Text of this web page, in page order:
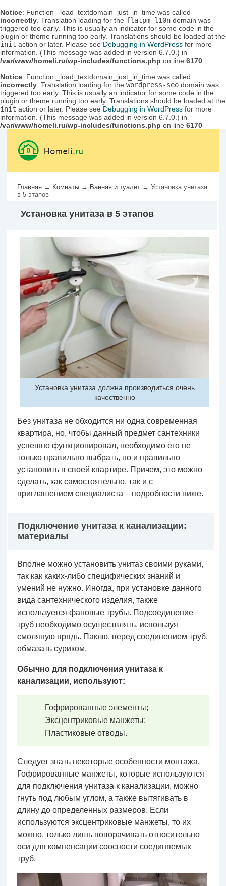
Notice: Function _load_textdomain_just_in_time was called
incorrectly . Translation loading for the flatpm_l10n domain was
triggered too early. This is usually an indicator for some code in the
plugin or theme running too early. Translations should be loaded at the
init action or later. Please see Debugging in WordPress for more
information. (This message was added in version 6.7.0.) in
/var/www/homeli.ru/wp-includes/functions.php on line 6170
Notice: Function _load_textdomain_just_in_time was called
incorrectly . Translation loading for the wordpress-seo domain was
triggered too early. This is usually an indicator for some code in the
plugin or theme running too early. Translations should be loaded at the
init action or later. Please see Debugging in WordPress for more
information. (This message was added in version 6.7.0.) in
/var/www/homeli.ru/wp-includes/functions.php on line 6170
Главная → Комнаты → Ванная и туалет → Установка унитаза
в 5 этапов
Установка унитаза в 5 этапов
Установка унитаза должна производиться очень
качественно
Без унитаза не обходится ни одна современная
квартира, но, чтобы данный предмет сантехники
успешно функционировал, необходимо его не
только правильно выбрать, но и правильно
установить в своей квартире. Причем, это можно
сделать, как самостоятельно, так и с
приглашением специалиста – подробности ниже.
Подключение унитаза к канализации:
материалы
Вполне можно установить унитаз своими руками,
так как каких-либо специфических знаний и
умений не нужно. Иногда, при установке данного
вида сантехнического изделия, также
используется фановые трубы. Подсоединение
труб необходимо осуществлять, используя
смоляную прядь. Паклю, перед соединением труб,
обмазать суриком.
Обычно для подключения унитаза к
канализации, используют:
Гофрированные элементы;
Эксцентриковые манжеты;
Пластиковые отводы.
Следует знать некоторые особенности монтажа.
Гофрированные манжеты, которые используются
для подключения унитаза к канализации, можно
гнуть под любым углом, а также вытягивать в
длину до определенных размеров. Если
используются эксцентриковые манжеты, то их
можно, только лишь поворачивать относительно
оси для компенсации соосности соединяемых
труб.